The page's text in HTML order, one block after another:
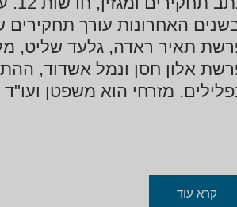
האחרונות עורך
תאיר ראדה, גלעד שליט,
אלון חסן ונמל אשדוד,
מזרחי הוא משפטן
קרא עוד